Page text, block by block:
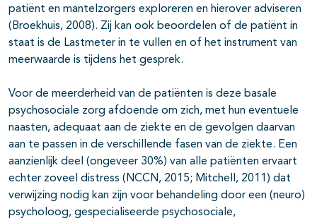
patiënt en mantelzorgers exploreren en hierover adviseren
(Broekhuis, 2008). Zij kan ook beoordelen of de patiënt in
staat is de Lastmeter in te vullen en of het instrument van
meerwaarde is tijdens het gesprek.
Voor de meerderheid van de patiënten is deze basale
psychosociale zorg afdoende om zich, met hun eventuele
naasten, adequaat aan de ziekte en de gevolgen daarvan
aan te passen in de verschillende fasen van de ziekte. Een
aanzienlijk deel (ongeveer 30%) van alle patiënten ervaart
echter zoveel distress (NCCN, 2015; Mitchell, 2011) dat
verwijzing nodig kan zijn voor behandeling door een (neuro)
psycholoog, gespecialiseerde psychosociale,